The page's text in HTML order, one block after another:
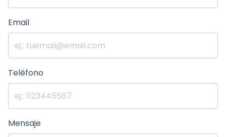
Email
Teléfono
Mensaje